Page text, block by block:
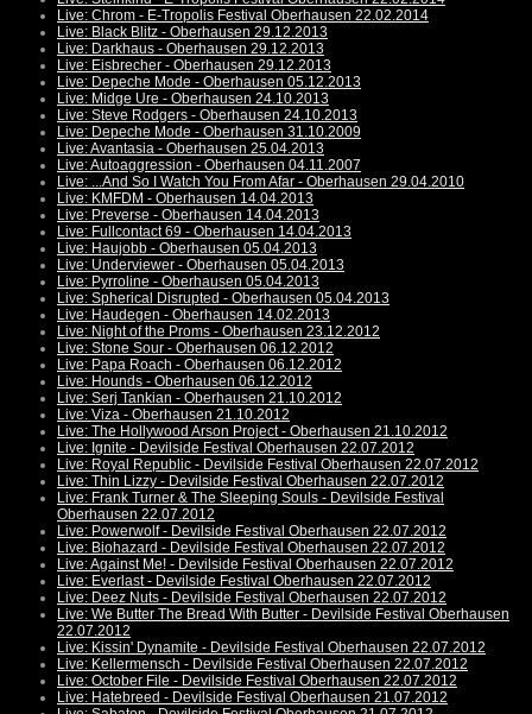
Live: Chrom - E-Tropolis Festival Oberhausen 22.02.2014
Live: Black Blitz - Oberhausen 29.12.2013
Live: Darkhaus - Oberhausen 29.12.2013
Live: Eisbrecher - Oberhausen 29.12.2013
Live: Depeche Mode - Oberhausen 05.12.2013
Live: Midge Ure - Oberhausen 24.10.2013
Live: Steve Rodgers - Oberhausen 24.10.2013
Live: Depeche Mode - Oberhausen 31.10.2009
Live: Avantasia - Oberhausen 25.04.2013
Live: Autoaggression - Oberhausen 04.11.2007
Live: ...And So I Watch You From Afar - Oberhausen 29.04.2010
Live: KMFDM - Oberhausen 14.04.2013
Live: Preverse - Oberhausen 14.04.2013
Live: Fullcontact 69 - Oberhausen 14.04.2013
Live: Haujobb - Oberhausen 05.04.2013
Live: Underviewer - Oberhausen 05.04.2013
Live: Pyrroline - Oberhausen 05.04.2013
Live: Spherical Disrupted - Oberhausen 05.04.2013
Live: Haudegen - Oberhausen 14.02.2013
Live: Night of the Proms - Oberhausen 23.12.2012
Live: Stone Sour - Oberhausen 06.12.2012
Live: Papa Roach - Oberhausen 06.12.2012
Live: Hounds - Oberhausen 06.12.2012
Live: Serj Tankian - Oberhausen 21.10.2012
Live: Viza - Oberhausen 21.10.2012
Live: The Hollywood Arson Project - Oberhausen 21.10.2012
Live: Ignite - Devilside Festival Oberhausen 22.07.2012
Live: Royal Republic - Devilside Festival Oberhausen 22.07.2012
Live: Thin Lizzy - Devilside Festival Oberhausen 22.07.2012
Live: Frank Turner & The Sleeping Souls - Devilside Festival
Oberhausen 22.07.2012
Live: Powerwolf - Devilside Festival Oberhausen 22.07.2012
Live: Biohazard - Devilside Festival Oberhausen 22.07.2012
Live: Against Me! - Devilside Festival Oberhausen 22.07.2012
Live: Everlast - Devilside Festival Oberhausen 22.07.2012
Live: Deez Nuts - Devilside Festival Oberhausen 22.07.2012
Live: We Butter The Bread With Butter - Devilside Festival Oberhausen
22.07.2012
Live: Kissin' Dynamite - Devilside Festival Oberhausen 22.07.2012
Live: Kellermensch - Devilside Festival Oberhausen 22.07.2012
Live: October File - Devilside Festival Oberhausen 22.07.2012
Live: Hatebreed - Devilside Festival Oberhausen 21.07.2012